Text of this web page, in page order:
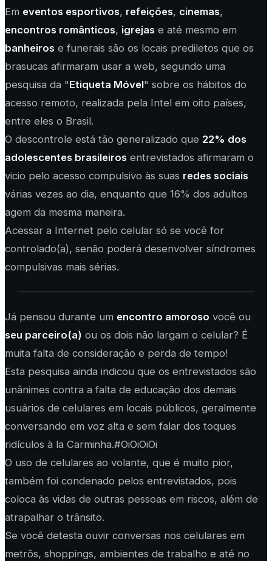
Em eventos esportivos, refeições, cinemas,
encontros românticos, igrejas e até mesmo em
banheiros e funerais são os locais prediletos que os
brasucas afirmaram usar a web, segundo uma
pesquisa da "Etiqueta Móvel" sobre os hábitos do
acesso remoto, realizada pela Intel em oito países,
entre eles o Brasil.
O descontrole está tão generalizado que 22% dos
adolescentes brasileiros entrevistados afirmaram o
vicio pelo acesso compulsivo às suas redes sociais
várias vezes ao dia, enquanto que 16% dos adultos
agem da mesma maneira.
Acessar a Internet pelo celular só se você for
controlado(a), senão poderá desenvolver síndromes
compulsivas mais sérias.
Já pensou durante um encontro amoroso você ou
seu parceiro(a) ou os dois não largam o celular? É
muita falta de consideração e perda de tempo!
Esta pesquisa ainda indicou que os entrevistados são
unânimes contra a falta de educação dos demais
usuários de celulares em locais públicos, geralmente
conversando em voz alta e sem falar dos toques
ridículos à la Carminha.#OiOiOiOi
O uso de celulares ao volante, que é muito pior,
também foi condenado pelos entrevistados, pois
coloca às vidas de outras pessoas em riscos, além de
atrapalhar o trânsito.
Se você detesta ouvir conversas nos celulares em
metrôs, shoppings, ambientes de trabalho e até no